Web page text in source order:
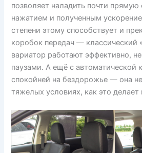
позволяет наладить почти
нажатием и полученным
степени этому способствует и
коробок передач — классический
вариатор работают эффективно,
паузами. А ещё с автоматической
спокойней на бездорожье — она
тяжелых условиях, как это делает